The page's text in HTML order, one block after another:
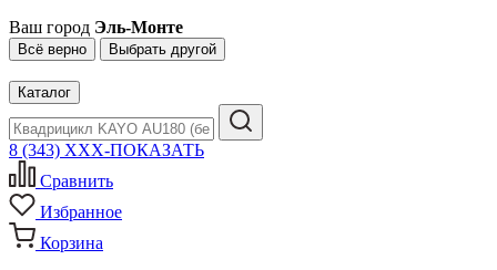
Ваш город Эль-Монте
Всё верно Выбрать другой
Каталог
8 (343) XXX-ПОКАЗАТЬ
Сравнить
Избранное
Корзина